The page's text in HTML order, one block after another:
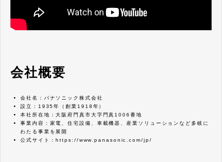
会社概要
会社名：パナソニック株式会社
設立：1935年（創業1918年）
本社所在地：大阪府門真市大字門真1006番地
事業内容：家電、住宅設備、車載機器、産業ソリューションなど多岐に
わたる事業を展開
公式サイト：https://www.panasonic.com/jp/